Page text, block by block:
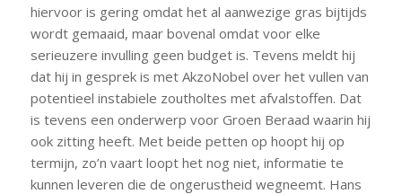
hiervoor is gering omdat het al aanwezige gras bijtijds
wordt gemaaid, maar bovenal omdat voor elke
serieuzere invulling geen budget is. Tevens meldt hij
dat hij in gesprek is met AkzoNobel over het vullen van
potentieel instabiele zoutholtes met afvalstoffen. Dat
is tevens een onderwerp voor Groen Beraad waarin hij
ook zitting heeft. Met beide petten op hoopt hij op
termijn, zo’n vaart loopt het nog niet, informatie te
kunnen leveren die de ongerustheid wegneemt. Hans